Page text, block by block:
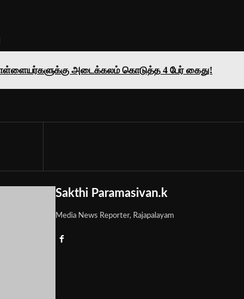
அடைக்கலம் கொடுத்த 4 பேர் கைது!
Sakthi Paramasivan.k
Media News Reporter, Rajapalayam